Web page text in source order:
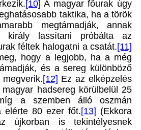
[10] A magyar főurak úgy
taktika, ha a török
megtámadják, annak
király lassítani próbálta az
féltek halogatni a csatát.[11]
hogy a legjobb, ha a még
és a sereg különböző
[12] Ez az elképzelés
hadsereg körülbelül 25
a szemben álló oszmán
elérte 80 ezer főt.[13] (Ekkora
újkorban is tekintélyesnek